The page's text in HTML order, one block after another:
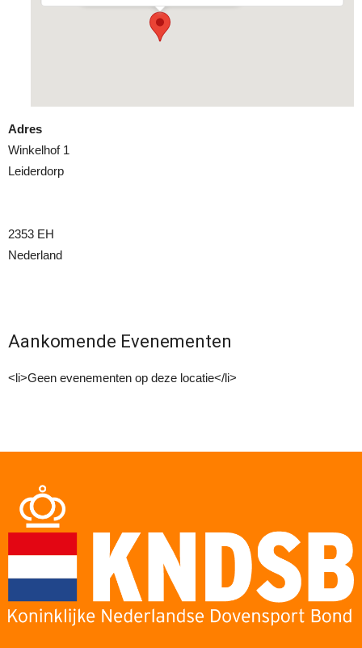
Adres
Winkelhof 1
Leiderdorp
2353 EH
Nederland
Aankomende Evenementen
<li>Geen evenementen op deze locatie</li>